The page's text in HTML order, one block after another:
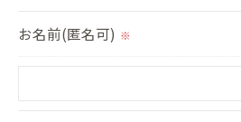
お名前(匿名可) ※